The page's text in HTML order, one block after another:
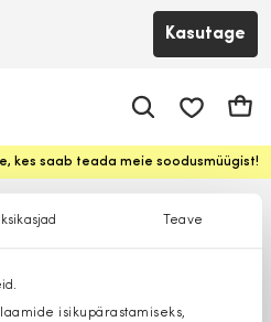
Teave
isikupärastamiseks,
Kasutage
kes saab teada meie soodusmüügist!